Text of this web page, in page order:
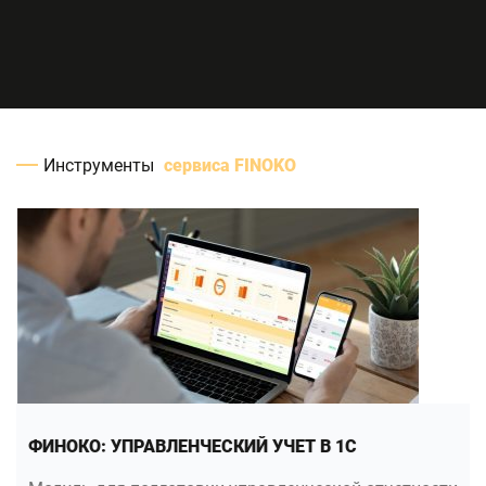
Инструменты сервиса FINOKO
ФИНОКО: УПРАВЛЕНЧЕСКИЙ УЧЕТ В 1С